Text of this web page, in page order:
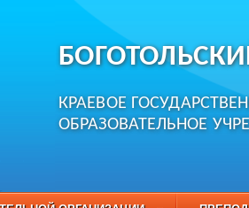
КРАЕВОЕ
ОБРАЗОВАТЕЛЬНОЕ